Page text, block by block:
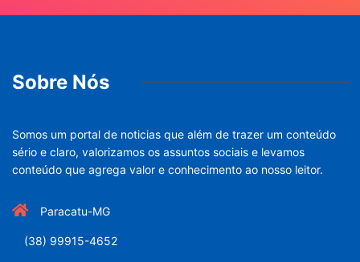
Sobre Nós
Somos um portal de noticias que além de trazer um conteúdo
sério e claro, valorizamos os assuntos sociais e levamos
conteúdo que agrega valor e conhecimento ao nosso leitor.
Paracatu-MG
(38) 99915-4652